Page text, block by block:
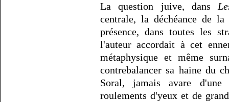
La question juive, dans
centrale, la déchéance de
présence, dans toutes les
l'auteur accordait à cet
métaphysique et même
contrebalancer sa haine du
Soral, jamais avare d'une
roulements d'yeux et de